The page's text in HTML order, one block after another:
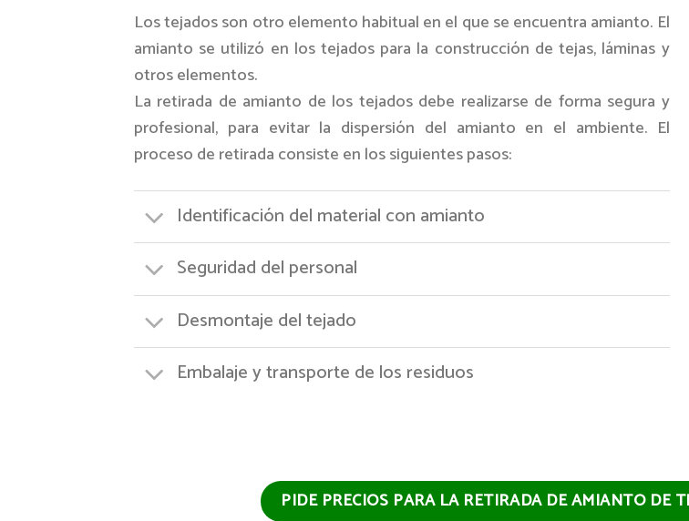
Los tejados son otro elemento habitual en el que se encuentra amianto. El
amianto se utilizó en los tejados para la construcción de tejas, láminas y
otros elementos.
La retirada de amianto de los tejados debe realizarse de forma segura y
profesional, para evitar la dispersión del amianto en el ambiente. El
proceso de retirada consiste en los siguientes pasos:
Identificación del material con amianto
Seguridad del personal
Desmontaje del tejado
Embalaje y transporte de los residuos
PIDE PRECIOS PARA LA RETIRADA DE AMIANTO DE